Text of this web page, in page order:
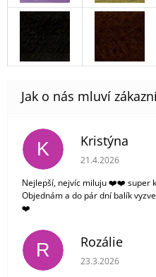
K Kristýna
Hodnocení
21.4.2026
Nejlepší, nejvíc miluju ❤️❤️ super
Objednám a do pár dní balík
❤️
R Rozálie
Hodnocení
23.3.2026